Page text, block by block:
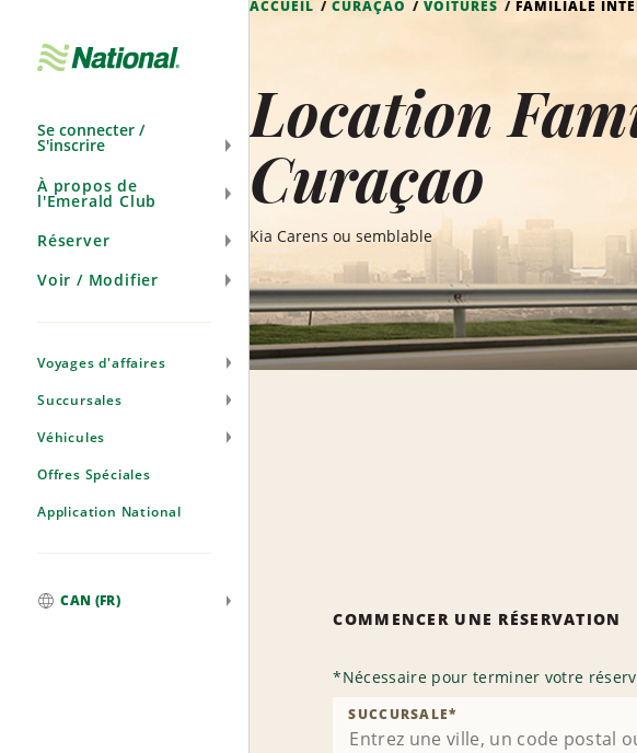
navigation
Se connecter /
S'inscrire
À propos de
l'Emerald Club
Réserver
Voir / Modifier
Voyages d'affaires
Succursales
Véhicules
Offres Spéciales
Application National
CAN (FR)
ACCUEIL CURAÇAO VOITURES FAMILIALE
Location
Curaçao
Kia Carens ou semblable
COMMENCER UNE RÉSERVATION
*Nécessaire pour terminer votre
SUCCURSALE*